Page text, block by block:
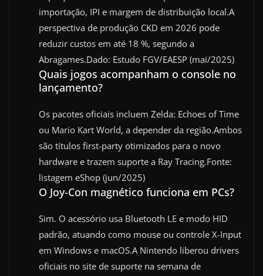
importação, IPI e margem de distribuição local.A
perspectiva de produção CKD em 2026 pode
reduzir custos em até 18 %, segundo a
Abragames.Dado: Estudo FGV/EAESP (mai/2025)
Quais jogos acompanham o console no
lançamento?
Os pacotes oficiais incluem Zelda: Echoes of Time
ou Mario Kart World, a depender da região.Ambos
são títulos first-party otimizados para o novo
hardware e trazem suporte a Ray Tracing.Fonte:
listagem eShop (jun/2025)
O Joy-Con magnético funciona em PCs?
Sim. O acessório usa Bluetooth LE e modo HID
padrão, atuando como mouse ou controle X-Input
em Windows e macOS.A Nintendo liberou drivers
oficiais no site de suporte na semana de